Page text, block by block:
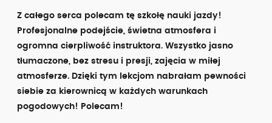
Z całego serca polecam tę szkołę nauki jazdy!
Profesjonalne podejście, świetna atmosfera i
ogromna cierpliwość instruktora. Wszystko jasno
tłumaczone, bez stresu i presji, zajęcia w miłej
atmosferze. Dzięki tym lekcjom nabrałam pewności
siebie za kierownicą w każdych warunkach
pogodowych! Polecam!